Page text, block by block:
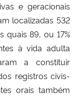
e geracionais
localizadas 532
quais 89, ou 17%
à vida adulta
a constituir
registros civis-
orais também